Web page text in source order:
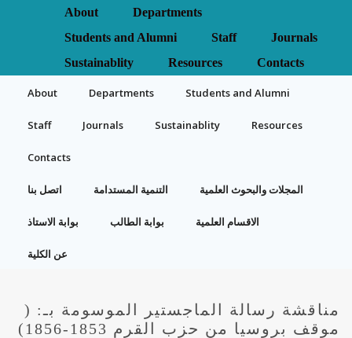
About
Departments
Students and Alumni
Staff
Journals
Sustainablity
Resources Contacts
About Departments Students and Alumni
Staff Journals Sustainablity Resources
Contacts
اتصل بنا التنمية المستدامة المجلات والبحوث العلمية
بوابة الاستاذ بوابة الطالب الاقسام العلمية
عن الكلية
مناقشة رسالة الماجستير الموسومة بـ: (
موقف بروسيا من حزب القرم 1853-1856)